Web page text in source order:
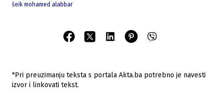
šeik mohamed alabbar
*Pri preuzimanju teksta s portala Akta.ba potrebno je navesti
izvor i linkovati tekst.